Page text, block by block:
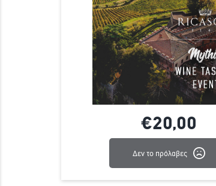
€20,00
Δεν το πρόλαβες